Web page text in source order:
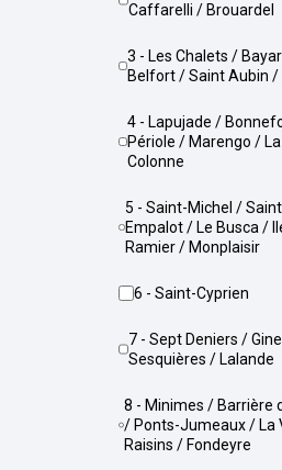
Caffarelli / Brouardel
3 - Les Chalets / Bayard /
Belfort / Saint Aubin /
4 - Lapujade / Bonnefoy /
Périole / Marengo / La
Colonne
5 - Saint-Michel / Saint-Agne /
Empalot / Le Busca /
Ramier / Monplaisir
6 - Saint-Cyprien
7 - Sept Deniers / Ginestous-
Sesquières / Lalande
8 - Minimes / Barrière de Paris
/ Ponts-Jumeaux / La
Raisins / Fondeyre